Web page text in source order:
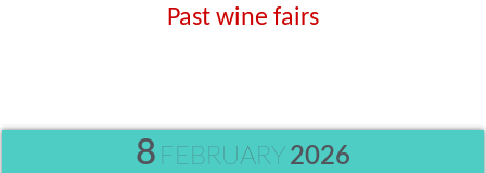
Past wine fairs
8 FEBRUARY 2026